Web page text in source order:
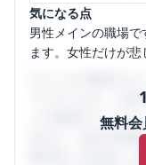
気になる点
男性メインの職場
ます。女性だけが
無料
うになります。
ミの投稿サイトで
判など、女性の転
輩社員（元社員）